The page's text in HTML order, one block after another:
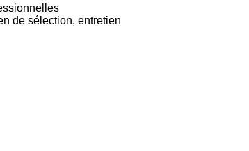
de sélection, entretien